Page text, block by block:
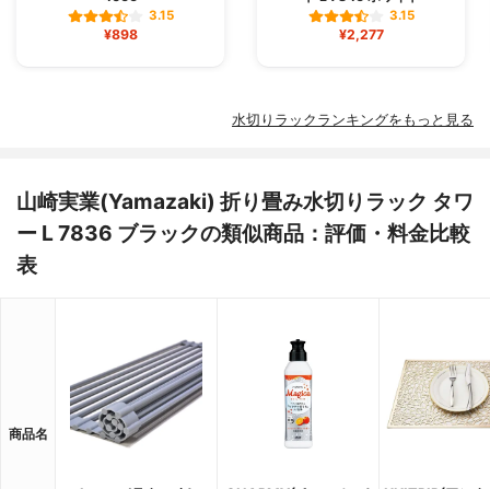
3.15
¥898
3.15
¥2,277
水切りラックランキングをもっと見る
山崎実業(Yamazaki) 折り畳み水切りラック タワ
ー L 7836 ブラックの類似商品：評価・料金比較
表
商品名